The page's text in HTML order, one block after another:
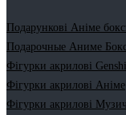
Подарункові Аніме
Подарочные Аниме
Фігурки акрилові
Фігурки акрилові Аніме
Фігурки акрилові